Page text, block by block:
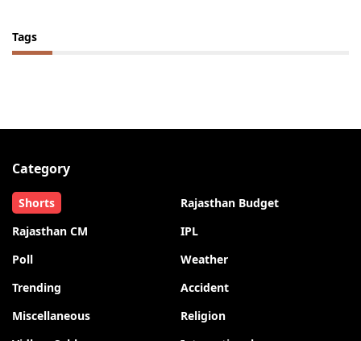
Tags
Category
Shorts
Rajasthan Budget
Rajasthan CM
IPL
Poll
Weather
Trending
Accident
Miscellaneous
Religion